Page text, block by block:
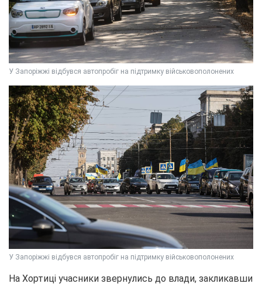
У Запоріжжі відбувся автопробіг на підтримку військовополонених
У Запоріжжі відбувся автопробіг на підтримку військовополонених
На Хортиці учасники звернулись до влади, закликавши